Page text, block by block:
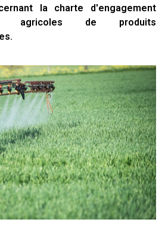
la charte d'engagement
agricoles de produits